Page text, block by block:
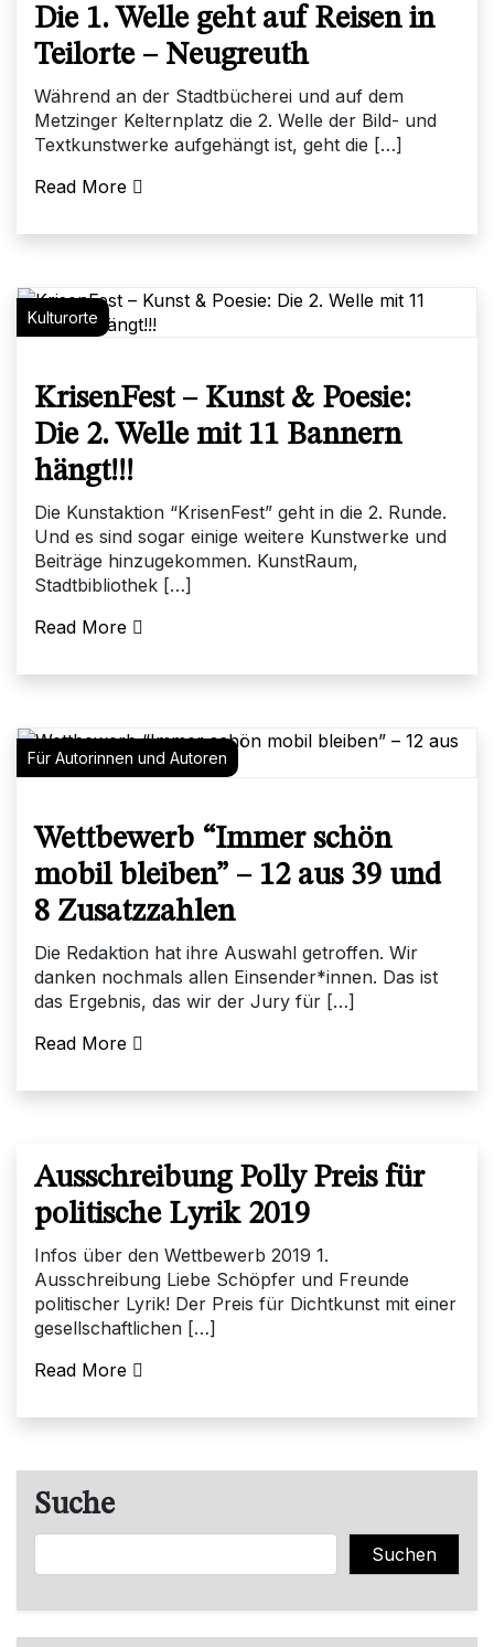
Die 1. Welle geht auf Reisen in
Teilorte – Neugreuth
Während an der Stadtbücherei und auf dem
Metzinger Kelternplatz die 2. Welle der Bild- und
Textkunstwerke aufgehängt ist, geht die […]
Read More
Kulturorte
KrisenFest – Kunst & Poesie:
Die 2. Welle mit 11 Bannern
hängt!!!
Die Kunstaktion “KrisenFest” geht in die 2. Runde.
Und es sind sogar einige weitere Kunstwerke und
Beiträge hinzugekommen. KunstRaum,
Stadtbibliothek […]
Read More
Für Autorinnen und Autoren
Wettbewerb “Immer schön
mobil bleiben” – 12 aus 39 und
8 Zusatzzahlen
Die Redaktion hat ihre Auswahl getroffen. Wir
danken nochmals allen Einsender*innen. Das ist
das Ergebnis, das wir der Jury für […]
Read More
Ausschreibung Polly Preis für
politische Lyrik 2019
Infos über den Wettbewerb 2019 1.
Ausschreibung Liebe Schöpfer und Freunde
politischer Lyrik! Der Preis für Dichtkunst mit einer
gesellschaftlichen […]
Read More
Suche
Suchen Suchen